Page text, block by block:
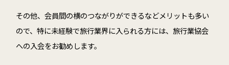
その他、会員間の横のつながりができるなどメリットも多い
ので、特に未経験で旅行業界に入られる方には、旅行業協会
への入会をお勧めします。